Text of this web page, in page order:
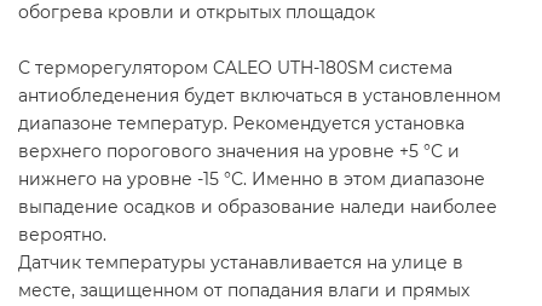
обогрева кровли и открытых площадок
С терморегулятором CALEO UTH-180SM система
антиобледенения будет включаться в установленном
диапазоне температур. Рекомендуется установка
верхнего порогового значения на уровне +5 °С и
нижнего на уровне -15 °С. Именно в этом диапазоне
выпадение осадков и образование наледи наиболее
вероятно.
Датчик температуры устанавливается на улице в
месте, защищенном от попадания влаги и прямых